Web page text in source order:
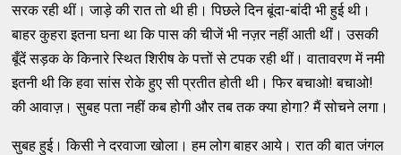
सरक रही थीं। जाड़े की रात तो थी ही। पिछले दिन बूंदा-बांदी भी हुई थी।
बाहर कुहरा इतना घना था कि पास की चीजें भी नज़र नहीं आती थीं। उसकी
बूँदें सड़क के किनारे स्थित शिरीष के पत्तों से टपक रही थीं। वातावरण में नमी
इतनी थी कि हवा सांस रोके हुए सी प्रतीत होती थी। फिर बचाओ! बचाओ!
की आवाज़। सुबह पता नहीं कब होगी और तब तक क्या होगा? मैं सोचने लगा।
सुबह हुई। किसी ने दरवाजा खोला। हम लोग बाहर आये। रात की बात जंगल